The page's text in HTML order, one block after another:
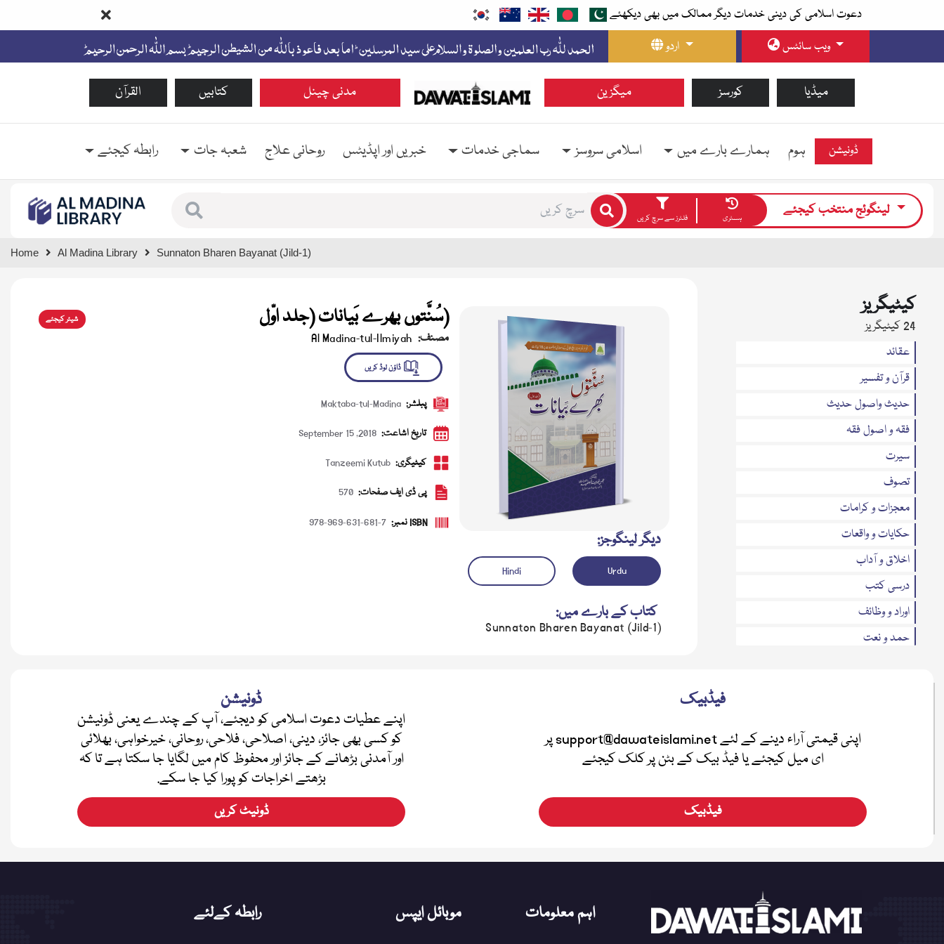
دعوت اسلامی کی دینی خدمات دیگر ممالک میں بھی دیکھئے
اردو
ویب سائٹس
القرآن کتابیں مدنی چینل میگزین کورسز میڈیا
ہوم ہمارے بارے میں اسلامی سروسز سماجی خدمات خبریں اور اپڈیٹس روحانی علاج شعبہ جات رابطہ کیجئے ڈونیشن
فلٹرز سے سرچ کریں ہسٹری لینگوئج منتخب کیجئے
Home Al Madina Library Sunnaton Bharen Bayanat (Jild-1)
کیٹیگریز
24 کیٹیگریز
عقائد
قرآن و تفسیر
حدیث واصول حدیث
فقہ و اصول فقہ
سیرت
تصوف
معجزات و کرامات
حکایات و واقعات
اخلاق و آداب
درسی کتب
اوراد و وظائف
حمد و نعت
ہفتہ وار رسائل
(سُنَّتوں بھرے بَیانات (جلد اوّل شیئر کیجئے
مصنف: Al Madina-tul-Ilmiyah
ڈاؤن لوڈ کریں
پبلشر: Maktaba-tul-Madina
تاریخ اشاعت: September 15 ,2018
کیٹیگری: Tanzeemi Kutub
پی ڈی ایف صفحات: 570
ISBN نمبر: 978-969-631-681-7
دیگر لینگوجز:
Urdu
Hindi
کتاب کے بارے میں:
Sunnaton Bharen Bayanat (Jild-1)
فیڈبیک
اپنی قیمتی آراء دینے کے لئے support@dawateislami.net پر
ای میل کیجئے یا فیڈ بیک کے بٹن پر کلک کیجئے
فیڈبیک
ڈونیشن
اپنے عطیات دعوت اسلامی کو دیجئے، آپ کے چندے یعنی ڈونیشن
کو کسی بھی جائز، دینی، اصلاحی، فلاحی، روحانی، خیرخواہی، بھلائی
اور آمدنی بڑھانے کے جائز اور محفوظ کام میں لگایا جا سکتا ہے تا کہ
بڑھتے اخراجات کو پورا کیا جا سکے.
ڈونیٹ کریں
اہم معلومات موبائل ایپس رابطہ کےلئے